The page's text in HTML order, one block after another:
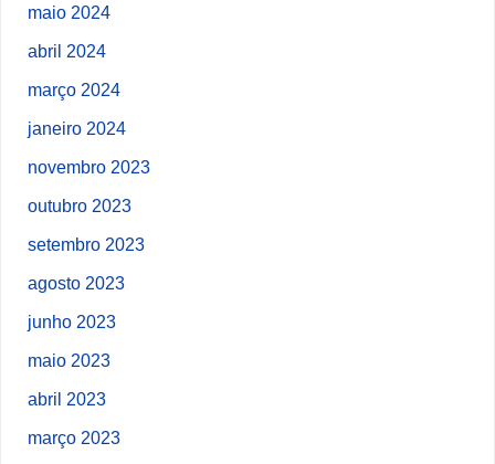
maio 2024
abril 2024
março 2024
janeiro 2024
novembro 2023
outubro 2023
setembro 2023
agosto 2023
junho 2023
maio 2023
abril 2023
março 2023